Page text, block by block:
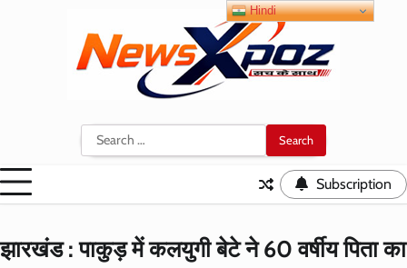
Search
for:
Subscription
झारखंड : पाकुड़ में कलयुगी बेटे ने 60 वर्षीय पिता का
Hindi